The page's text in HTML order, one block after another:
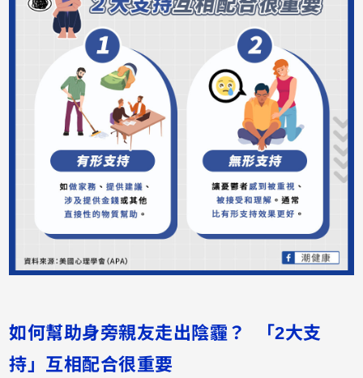
如何幫助身旁親友走出陰霾？ 「2大支
持」互相配合很重要